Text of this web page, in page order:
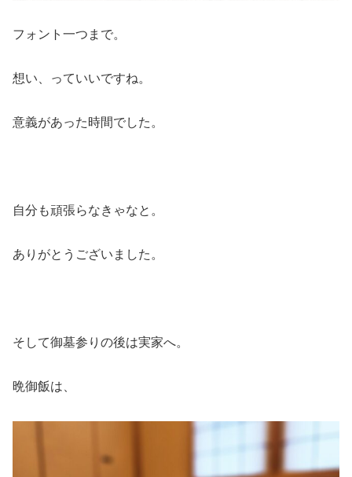
フォント一つまで。
想い、っていいですね。
意義があった時間でした。
自分も頑張らなきゃなと。
ありがとうございました。
そして御墓参りの後は実家へ。
晩御飯は、